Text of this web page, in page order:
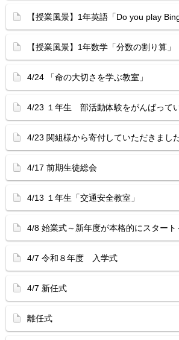
【授業風景】1年英語「Do you play
【授業風景】1年数学「分数の割り算」
4/24 「命の大切さを学ぶ教室」
4/23 １年生 部活動体験をがんばって
4/23 関組様から寄付していただきまし
4/17 前期生徒総会
4/13 １年生「交通安全教室」
4/8 始業式～新年度が本格的にスタート
4/7 令和８年度 入学式
4/7 新任式
離任式